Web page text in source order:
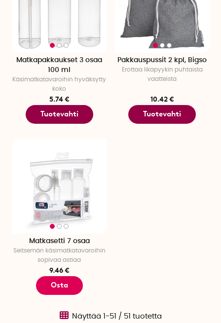
Matkapakkaukset 3 osaa
100 ml
Käsimatkatavaroihin hyväksytty
koko
5.74 €
Tuotevahti
Pakkauspussit 2 kpl, Bigso
Erottaa likapyykin puhtaista
vaatteista
10.42 €
Tuotevahti
Matkasetti 7 osaa
Seitsemän käsimatkatavaroihin
sopivaa astiaa
9.46 €
Osta
Näyttää 1-51 / 51 tuotetta